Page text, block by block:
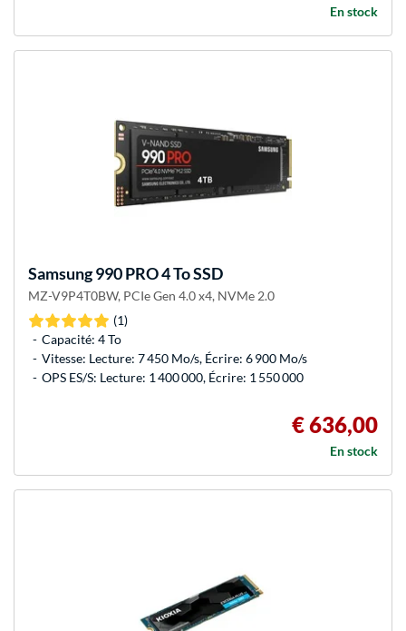
En stock
Samsung990 PRO 4 To SSD
MZ-V9P4T0BW, PCIe Gen 4.0 x4, NVMe 2.0
(1)
Capacité: 4 To
Vitesse: Lecture: 7 450 Mo/s, Écrire: 6 900 Mo/s
OPS ES/S: Lecture: 1 400 000, Écrire: 1 550 000
€ 636,00
En stock